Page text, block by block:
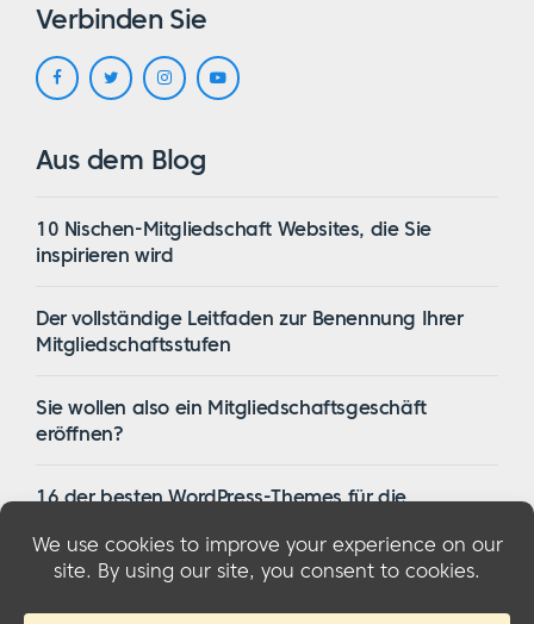
Verbinden Sie
Aus dem Blog
10 Nischen-Mitgliedschaft Websites, die Sie
inspirieren wird
Der vollständige Leitfaden zur Benennung Ihrer
Mitgliedschaftsstufen
Sie wollen also ein Mitgliedschaftsgeschäft
eröffnen?
16 der besten WordPress-Themes für die